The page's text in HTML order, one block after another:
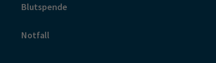
Blutspende
Notfall